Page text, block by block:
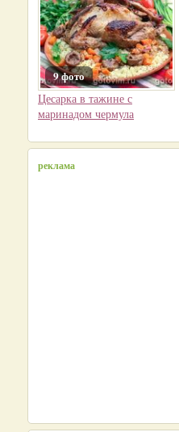
9 фото
Цесарка в тажине с
маринадом чермула
реклама